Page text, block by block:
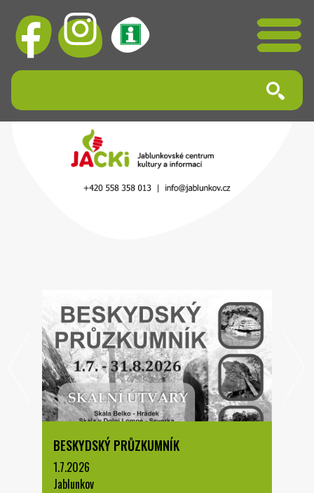
BESKYDSKÝ PRŮZKUMNÍK
1.7.2026
Jablunkov